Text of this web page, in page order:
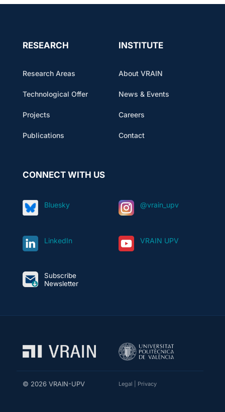
RESEARCH
Research Areas
Technological Offer
Projects
Publications
INSTITUTE
About VRAIN
News & Events
Careers
Contact
CONNECT WITH US
Bluesky @vrain_upv
LinkedIn VRAIN UPV
Subscribe
Newsletter
© 2026 VRAIN-UPV Legal Privacy